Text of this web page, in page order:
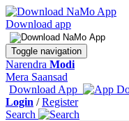
Download app
Toggle navigation
Narendra Modi
Mera Saansad
Download App
Login /Register
Search